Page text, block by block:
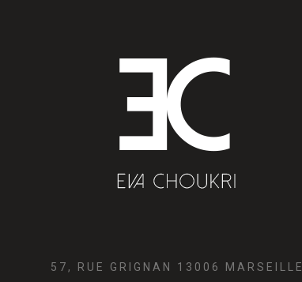
57, RUE GRIGNAN 13006 MARSEILLE